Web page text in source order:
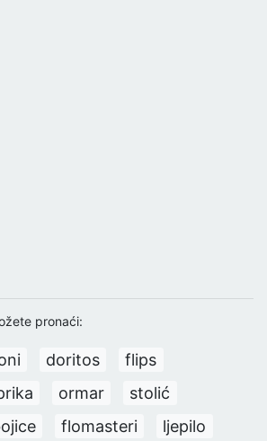
pronaći:
doritos
flips
ormar
stolić
flomasteri
ljepilo